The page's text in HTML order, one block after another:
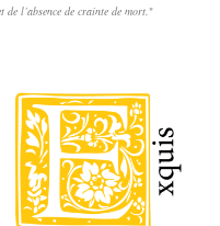
l’absence de crainte de mort. "